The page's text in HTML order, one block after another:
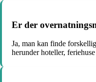
Er der
Ja, man kan finde
herunder hoteller,